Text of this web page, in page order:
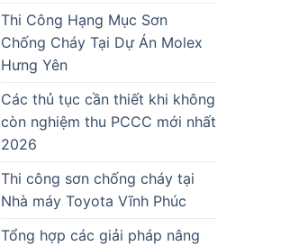
Thi Công Hạng Mục Sơn
Chống Cháy Tại Dự Án Molex
Hưng Yên
Các thủ tục cần thiết khi không
còn nghiệm thu PCCC mới nhất
2026
Thi công sơn chống cháy tại
Nhà máy Toyota Vĩnh Phúc
Tổng hợp các giải pháp nâng